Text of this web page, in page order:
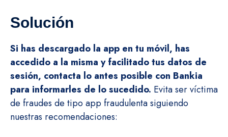
Solución
Si has descargado la app en tu móvil, has
accedido a la misma y facilitado tus datos de
sesión, contacta lo antes posible con Bankia
para informarles de lo sucedido. Evita ser víctima
de fraudes de tipo app fraudulenta siguiendo
nuestras recomendaciones: